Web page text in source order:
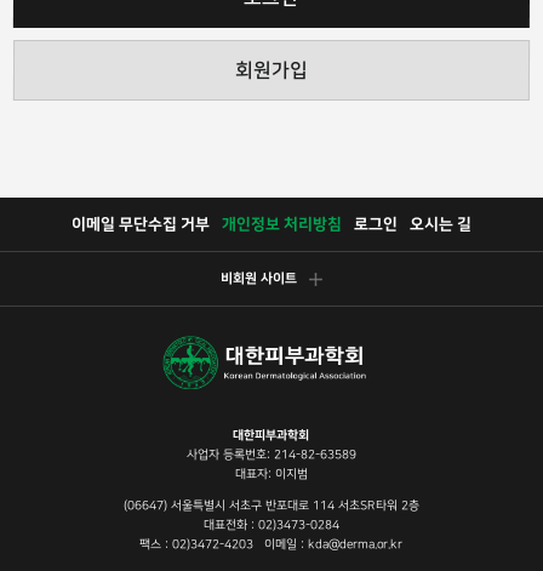
회원가입
이메일 무단수집 거부 개인정보 처리방침 로그인 오시는 길
비회원 사이트
대한피부과학회
사업자 등록번호: 214-82-63589
대표자: 이지범
(06647) 서울특별시 서초구 반포대로 114 서초SR타워 2층
대표전화 : 02)3473-0284
팩스 : 02)3472-4203 이메일 : kda@derma.or.kr